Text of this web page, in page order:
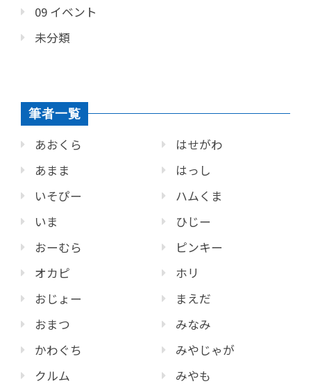
09 イベント
未分類
筆者一覧
あおくら
あまま
いそぴー
いま
おーむら
オカピ
おじょー
おまつ
かわぐち
クルム
はせがわ
はっし
ハムくま
ひじー
ピンキー
ホリ
まえだ
みなみ
みやじゃが
みやも